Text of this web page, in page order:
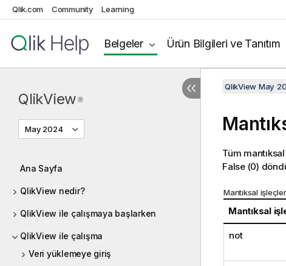
Qlik.com Community Learning
Belgeler Ürün Bilgileri ve Tanıtım
QlikView ®
May 2024
Ana Sayfa
QlikView nedir?
QlikView ile çalışmaya başlarken
QlikView ile çalışma
Veri yüklemeye giriş
QlikView May
Tüm
False(0)
Mantıksal işleçler
Mantıksal
not